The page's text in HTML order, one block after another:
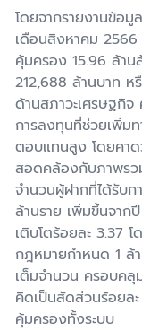
โดยจากรายงานข้อ
เดือนสิงหาคม 2566
คุ้มครอง 15.96 ล้า
212,688 ล้านบาท ห
ด้านสภาวะเศรษฐกิ
การลงทุนที่ช่วยเพิ่ม
ตอบแทนสูง โดยคาด
สอดคล้องกับภาพรว
จำนวนผู้ฝากที่ได้รับ
ล้านราย เพิ่มขึ้นจาก
เติบโตร้อยละ 3.37
กฎหมายกำหนด 1 ล้
เต็มจำนวน ครอบคลุ
คิดเป็นสัดส่วนร้อยล
คุ้มครองทั้งระบบ